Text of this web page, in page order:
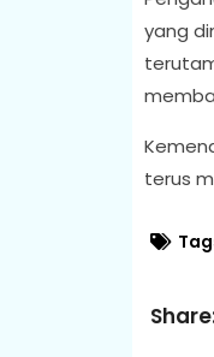
yang
terus